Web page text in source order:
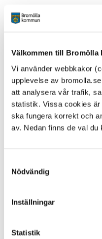
Välkommen till Bromölla
Vi använder webbkakor
upplevelse av
att analysera vår trafik,
statistik. Vissa cookies
ska fungera korrekt och
av. Nedan finns de val du
Nödvändig
Inställningar
Statistik
Anläggningsavgiften
En engångsavgift som
en fastighet till det
kommunala VA-
ledningsnätet.